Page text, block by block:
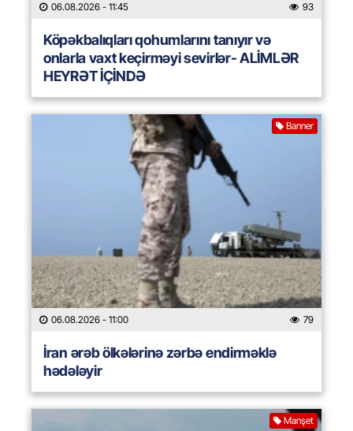
06.08.2026 - 11:45 93
Köpəkbalıqları qohumlarını tanıyır və
onlarla vaxt keçirməyi sevirlər- ALİMLƏR
HEYRƏT İÇİNDƏ
Banner
06.08.2026 - 11:00 79
İran ərəb ölkələrinə zərbə endirməklə
hədələyir
Manşet